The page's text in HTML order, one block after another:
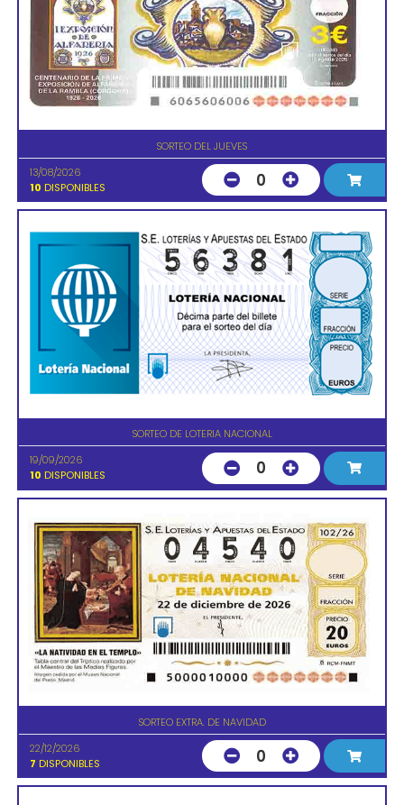
SORTEO DEL JUEVES
13/08/2026
10 DISPONIBLES 0
SORTEO DE LOTERIA NACIONAL
19/09/2026
10 DISPONIBLES 0
SORTEO EXTRA. DE NAVIDAD
22/12/2026
7 DISPONIBLES 0